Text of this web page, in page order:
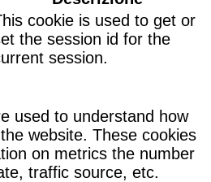
cookie is used to get or
the session id for the
session.
used to understand how
website. These cookies
on metrics the number
traffic source, etc.